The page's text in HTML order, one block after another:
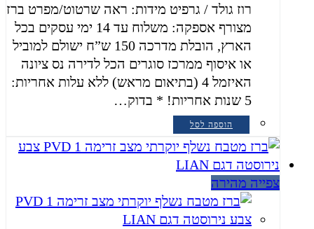
רוז גולד / גרפיט מידות: ראה שרטוט/מפרט ברז
מצורף אספקה: משלוח עד 14 ימי עסקים בכל
הארץ, הובלת מדרכה 150 ש”ח ישולם למוביל
או איסוף ממרכז סוגרים הכל לדירה נס ציונה
האיזמל 4 (בתיאום מראש) ללא עלות אחריות:
5 שנות אחריות! * בדוק…
הוספה לסל
צפייה מהירה